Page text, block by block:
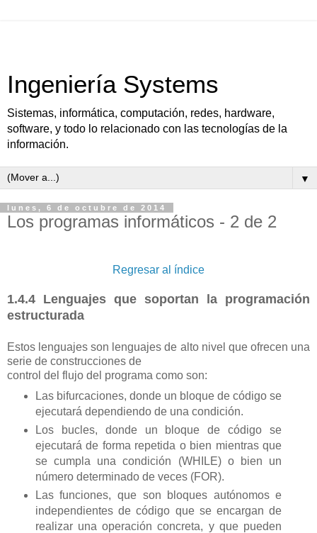
Ingeniería Systems
Sistemas, informática, computación, redes, hardware,
software, y todo lo relacionado con las tecnologías de la
información.
▼
lunes, 6 de octubre de 2014
Los programas informáticos - 2 de 2
Regresar al índice
1.4.4 Lenguajes que soportan la programación
estructurada
Estos lenguajes son lenguajes de alto nivel que ofrecen una
serie de construcciones de
control del flujo del programa como son:
Las bifurcaciones, donde un bloque de código se
ejecutará dependiendo de una condición.
Los bucles, donde un bloque de código se
ejecutará de forma repetida o bien mientras que
se cumpla una condición (WHILE) o bien un
número determinado de veces (FOR).
Las funciones, que son bloques autónomos e
independientes de código que se encargan de
realizar una operación concreta, y que pueden